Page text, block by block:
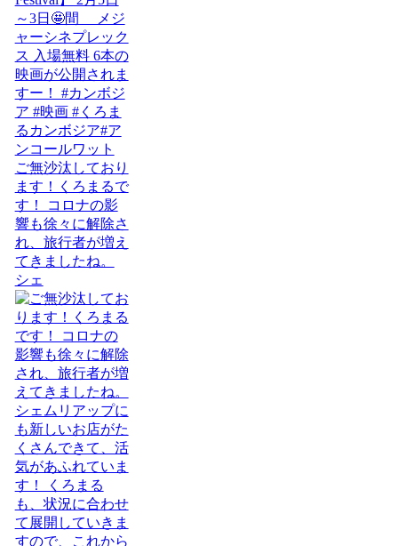
ご無沙汰しており
ます！くろまるで
す！ コロナの影
響も徐々に解除さ
れ、旅行者が増え
てきましたね。
シェ